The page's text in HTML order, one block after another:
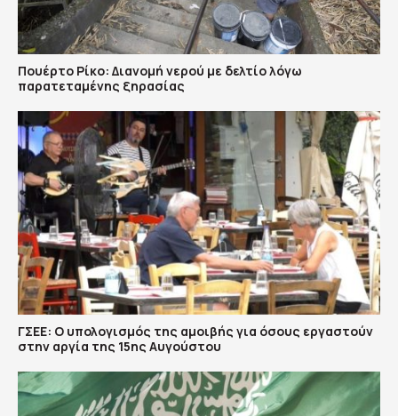
Πουέρτο Ρίκο: Διανομή νερού με δελτίο λόγω
παρατεταμένης ξηρασίας
ΓΣΕΕ: Ο υπολογισμός της αμοιβής για όσους εργαστούν
στην αργία της 15ης Αυγούστου